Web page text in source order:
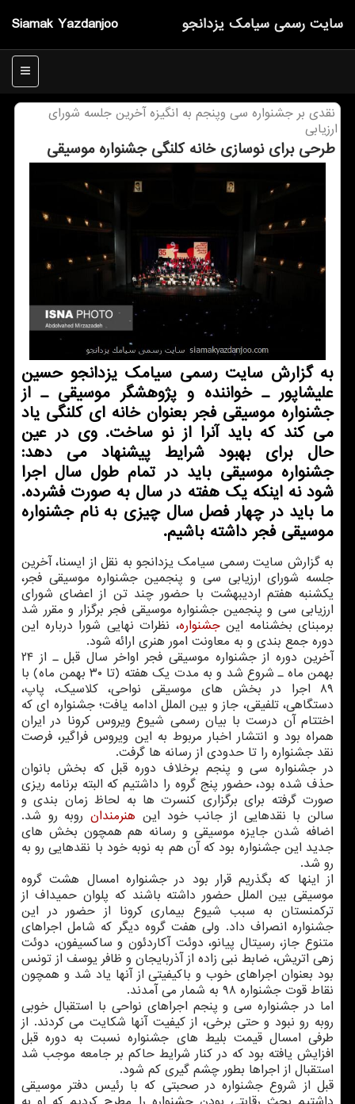
Siamak Yazdanjoo سایت رسمی سیامك یزدانجو
منو
نقدی بر جشنواره سی وپنجم به انگیزه آخرین جلسه شورای
ارزیابی
طرحی برای نوسازی خانه كلنگی جشنواره موسیقی
به گزارش سایت رسمی سیامك یزدانجو حسین
علیشاپور ـ خواننده و پژوهشگر موسیقی ـ از
جشنواره موسیقی فجر بعنوان خانه ای كلنگی یاد
می كند كه باید آنرا از نو ساخت. وی در عین
حال برای بهبود شرایط پیشنهاد می دهد:
جشنواره موسیقی باید در تمام طول سال اجرا
شود نه اینكه یك هفته در سال به صورت فشرده.
ما باید در چهار فصل سال چیزی به نام جشنواره
موسیقی فجر داشته باشیم.
به گزارش سایت رسمی سیامک یزدانجو به نقل از ایسنا، آخرین
جلسه شورای ارزیابی سی و پنجمین جشنواره موسیقی فجر،
یکشنبه هفتم اردیبهشت با حضور چند تن از اعضای شورای
ارزیابی سی و پنجمین جشنواره موسیقی فجر برگزار و مقرر شد
برمبنای بخشنامه اینجشنواره، نظرات نهایی شورا درباره این
دوره جمع بندی و به معاونت امور هنری ارائه شود.
آخرین دوره از جشنواره موسیقی فجر اواخر سال قبل ـ از ۲۴
بهمن ماه ـ شروع شد و به مدت یک هفته (تا ۳۰ بهمن ماه) با
۸۹ اجرا در بخش های موسیقی نواحی، کلاسیک، پاپ،
دستگاهی، تلفیقی، جاز و بین الملل ادامه یافت؛ جشنواره ای که
اختتام آن درست با بیان رسمی شیوع ویروس کرونا در ایران
همراه بود و انتشار اخبار مربوط به این ویروس فراگیر، فرصت
نقد جشنواره را تا حدودی از رسانه ها گرفت.
در جشنواره سی و پنجم برخلاف دوره قبل که بخش بانوان
حذف شده بود، حضور پنج گروه را داشتیم که البته برنامه ریزی
صورت گرفته برای برگزاری کنسرت ها به لحاظ زمان بندی و
سالن با نقدهایی از جانب خود این هنرمندانروبه رو شد.
اضافه شدن جایزه موسیقی و رسانه هم همچون بخش های
جدید این جشنواره بود که آن هم به نوبه خود با نقدهایی رو به
رو شد.
از اینها که بگذریم قرار بود در جشنواره امسال هشت گروه
موسیقی بین الملل حضور داشته باشند که پلوان حمیداف از
ترکمنستان به سبب شیوع بیماری کرونا از حضور در این
جشنواره انصراف داد. ولی هفت گروه دیگر که شامل اجراهای
متنوع جاز، رسیتال پیانو، دوئت آکاردئون و ساکسیفون، دوئت
زهی اتریش، ضابط نبی زاده از آذربایجان و ظافر یوسف از تونس
بود بعنوان اجراهای خوب و باکیفیتی از آنها یاد شد و همچون
نقاط قوت جشنواره ۹۸ به شمار می آمدند.
اما در جشنواره سی و پنجم اجراهای نواحی با استقبال خوبی
روبه رو نبود و حتی برخی، از کیفیت آنها شکایت می کردند. از
طرفی امسال قیمت بلیط های جشنواره نسبت به دوره قبل
افزایش یافته بود که در کنار شرایط حاکم بر جامعه موجب شد
استقبال از اجراها بطور چشم گیری کم شود.
قبل از شروع جشنواره در صحبتی که با رئیس دفتر موسیقی